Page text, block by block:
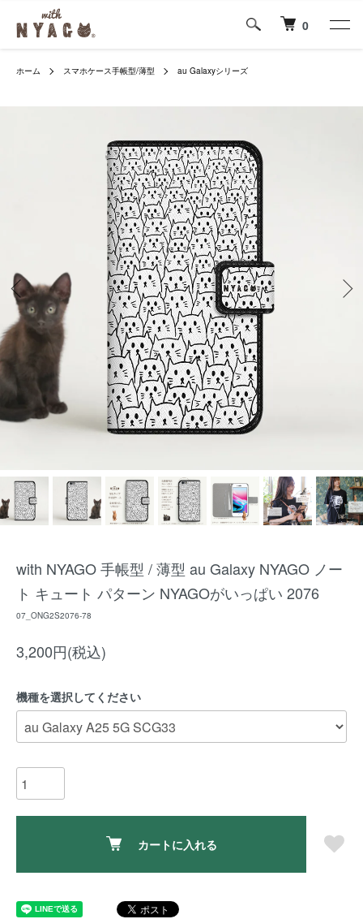
0
ホーム スマホケース手帳型/薄型 au Galaxyシリーズ
with NYAGO 手帳型 / 薄型 au Galaxy NYAGO ノー
ト キュート パターン NYAGOがいっぱい 2076
07_ONG2S2076-78
3,200円(税込)
機種を選択してください
カートに入れる